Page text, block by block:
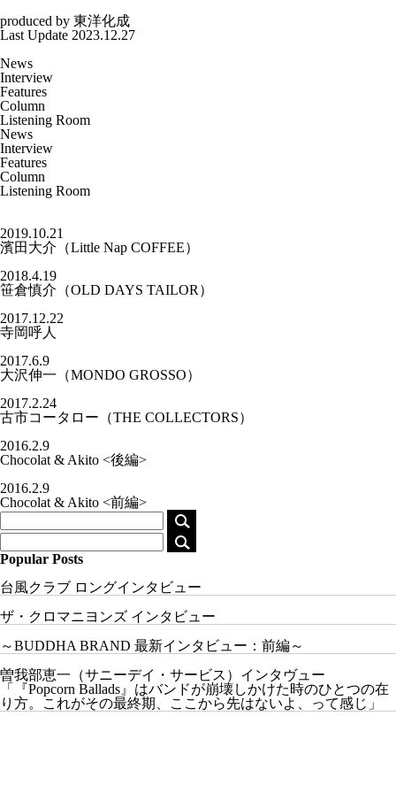
produced by 東洋化成
Last Update 2023.12.27
News
Interview
Features
Column
Listening Room
News
Interview
Features
Column
Listening Room
2019.10.21
濱田大介（Little Nap COFFEE）
2018.4.19
笹倉慎介（OLD DAYS TAILOR）
2017.12.22
寺岡呼人
2017.6.9
大沢伸一（MONDO GROSSO）
2017.2.24
古市コータロー（THE COLLECTORS）
2016.2.9
Chocolat & Akito <後編>
2016.2.9
Chocolat & Akito <前編>
Popular Posts
台風クラブ ロングインタビュー
ザ・クロマニヨンズ インタビュー
～BUDDHA BRAND 最新インタビュー：前編～
曽我部恵一（サニーデイ・サービス）インタヴュー
「『Popcorn Ballads』はバンドが崩壊しかけた時のひとつの在
り方。これがその最終期、ここから先はないよ、って感じ」